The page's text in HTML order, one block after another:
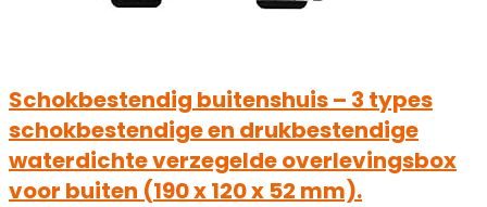
Schokbestendig buitenshuis – 3 types
schokbestendige en drukbestendige
waterdichte verzegelde overlevingsbox
voor buiten (190 x 120 x 52 mm).